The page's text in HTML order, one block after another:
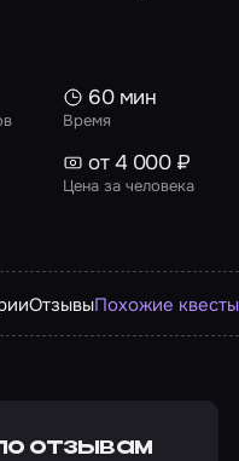
Время
60 мин
Цена за человека
от 4 000 ₽
ОтзывыПохожие квесты
отзывам